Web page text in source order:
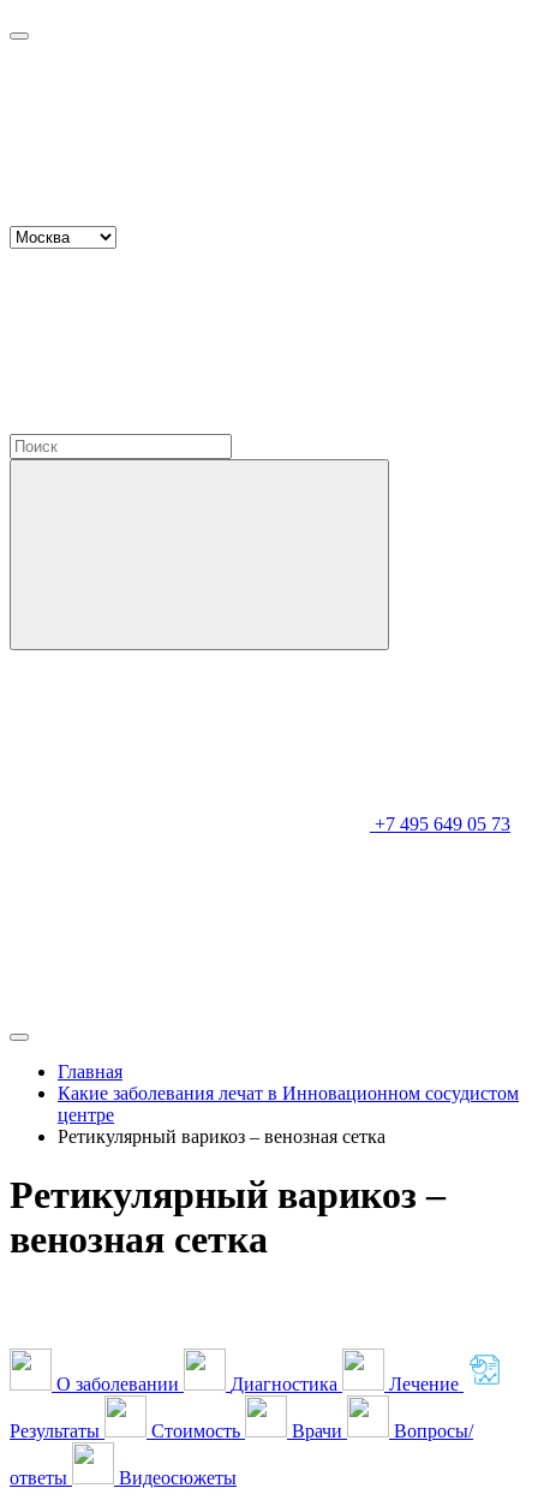
+7 495 649 05 73
Главная
Какие заболевания лечат в Инновационном сосудистом
центре
Ретикулярный варикоз – венозная сетка
Ретикулярный варикоз –
венозная сетка
О заболевании Диагностика Лечение
Результаты Стоимость Врачи Вопросы/
ответы
Видеосюжеты